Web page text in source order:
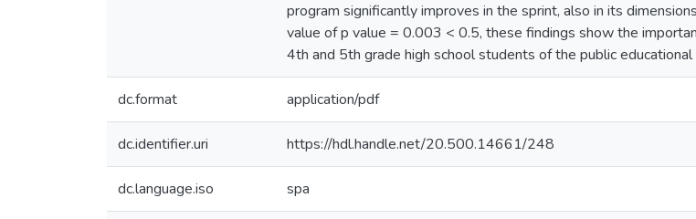
program significantly improves in the sprint, also in its
value of p value = 0.003 < 0.5, these findings show the
4th and 5th grade high school students of the public
dc.format application/pdf
dc.identifier.uri https://hdl.handle.net/20.500.14661/248
dc.language.iso spa